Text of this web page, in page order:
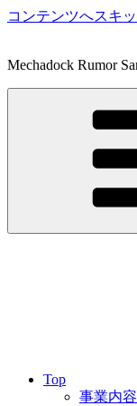
コンテンツへスキ
Mechadock Rumor
Top
事業内